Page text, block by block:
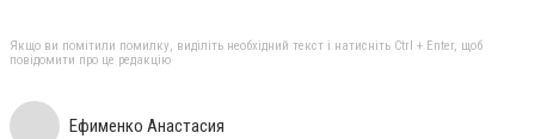
Якщо ви помітили помилку, виділіть необхідний текст і натисніть Ctrl + Enter, щоб
повідомити про це редакцію
Ефименко Анастасия